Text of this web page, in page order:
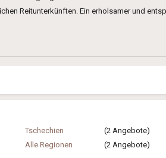
Reitunterkünften. Ein erholsamer und
Tschechien
(2 Angebote)
Alle Regionen
(2 Angebote)